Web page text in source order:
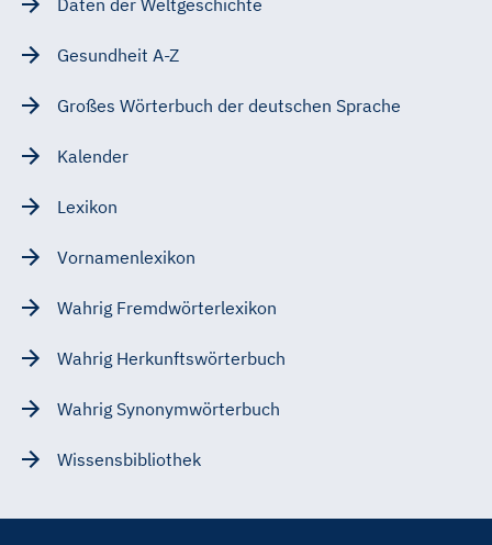
Daten der Weltgeschichte
Gesundheit A-Z
Großes Wörterbuch der deutschen Sprache
Kalender
Lexikon
Vornamenlexikon
Wahrig Fremdwörterlexikon
Wahrig Herkunftswörterbuch
Wahrig Synonymwörterbuch
Wissensbibliothek